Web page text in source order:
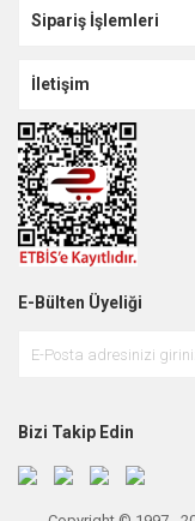
Sipariş İşlemleri
İletişim
E-Bülten Üyeliği
Bizi Takip Edin